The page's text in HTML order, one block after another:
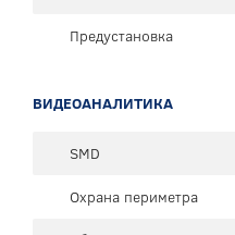
Предустановка
ВИДЕОАНАЛИТИКА
SMD
Охрана периметра